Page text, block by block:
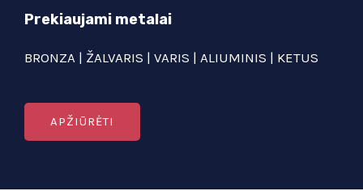
Prekiaujami metalai
BRONZA | ŽALVARIS | VARIS | ALIUMINIS | KETUS
APŽIŪRĖTI